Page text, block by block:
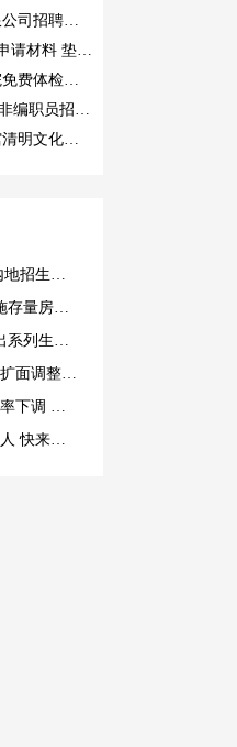
2023重庆字节跳动科技有限公司招聘岗位 职位描述及要求一览
2023垫江公租房申请条件+申请材料 垫江县公租房申请指南
2023重庆界石镇中心卫生院免费体检指南 2023重庆界石镇中心卫生院免费体检对象
2023重庆市杨家坪中学D区非编职员招聘公告 招聘岗位及要求一览
2023年重庆市石桥铺殡仪馆清明文化节活动 2023年重庆市石桥铺殡仪馆清明文化节有哪些活动
重庆高考生 2025年港澳高校内地招生报考指南来了！
2024年11月1日起六大银行实施存量房贷利率调整新机制
国务院重磅印发！从4方面提出系列生育支持措施！
2024年国家奖助学金政策提标扩面调整了！
2024年10月25日起存量房贷利率下调 热门问题官方解答
重庆4个区县事业单位公招308人 快来报名！